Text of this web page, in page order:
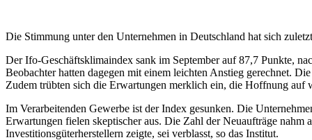
Die Stimmung unter den Unternehmen in Deutschland hat sich
Der Ifo-Geschäftsklimaindex sank im September auf 87,7 Punkte,
Beobachter hatten dagegen mit einem leichten Anstieg gerechnet.
Zudem trübten sich die Erwartungen merklich ein, die Hoffnung
Im Verarbeitenden Gewerbe ist der Index gesunken. Die
Erwartungen fielen skeptischer aus. Die Zahl der Neuaufträge
Investitionsgüterherstellern zeigte, sei verblasst, so das Institut.